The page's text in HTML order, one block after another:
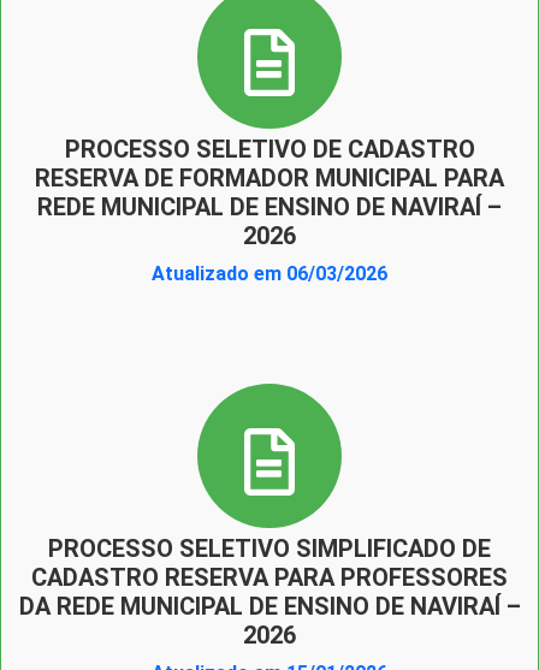
PROCESSO SELETIVO DE CADASTRO
RESERVA DE FORMADOR MUNICIPAL PARA
REDE MUNICIPAL DE ENSINO DE NAVIRAÍ –
2026
Atualizado em 06/03/2026
PROCESSO SELETIVO SIMPLIFICADO DE
CADASTRO RESERVA PARA PROFESSORES
DA REDE MUNICIPAL DE ENSINO DE NAVIRAÍ –
2026